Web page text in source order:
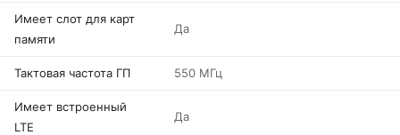
Имеет слот для карт
памяти
Да
Тактовая частота ГП 550 МГц
Имеет встроенный
LTE
Да